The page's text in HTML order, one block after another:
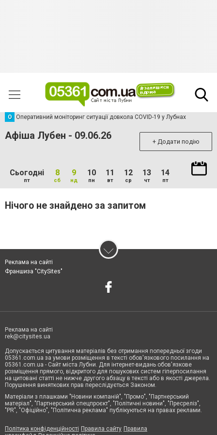
О Оперативний моніторинг ситуації довкола COVID-19 у Лубнах
Афіша Лубен - 09.06.26 + Додати подію
Сьогодні
пт
8
сб
9
нд
10
пн
11
вт
12
ср
13
чт
14
пт
Нічого не знайдено за запитом
Реклама на сайті
Франшиза "CitySites"
Реклама на сайті
rek@citysites.ua
Допускається цитування матеріалів без отримання попередньої згоди
05361.com.ua за умови розміщення в тексті обов'язкового посилання на
05361.com.ua - Сайт міста Лубни. Для інтернет-видань обов'язкове
розміщення прямого, відкритого для пошукових систем гіперпосилання
на цитовані статті не нижче другого абзацу в тексті або в якості джерела.
Порушення виняткових прав переслідується Законом.
Матеріали з плашками "Новини компаній", "Промо", "Партнерський
матеріал", "Партнерський спецпроєкт", "Політичні новини", "Пресреліз",
"PR", "Офіційно", "Політична реклама" публікуються на правах реклами.
Політика конфіденційності Правила сайту Правила